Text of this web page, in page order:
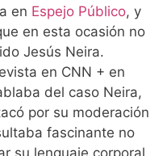
en Espejo Público, y
en esta ocasión no
Jesús Neira.
en CNN + en
del caso Neira,
por su moderación
fascinante no